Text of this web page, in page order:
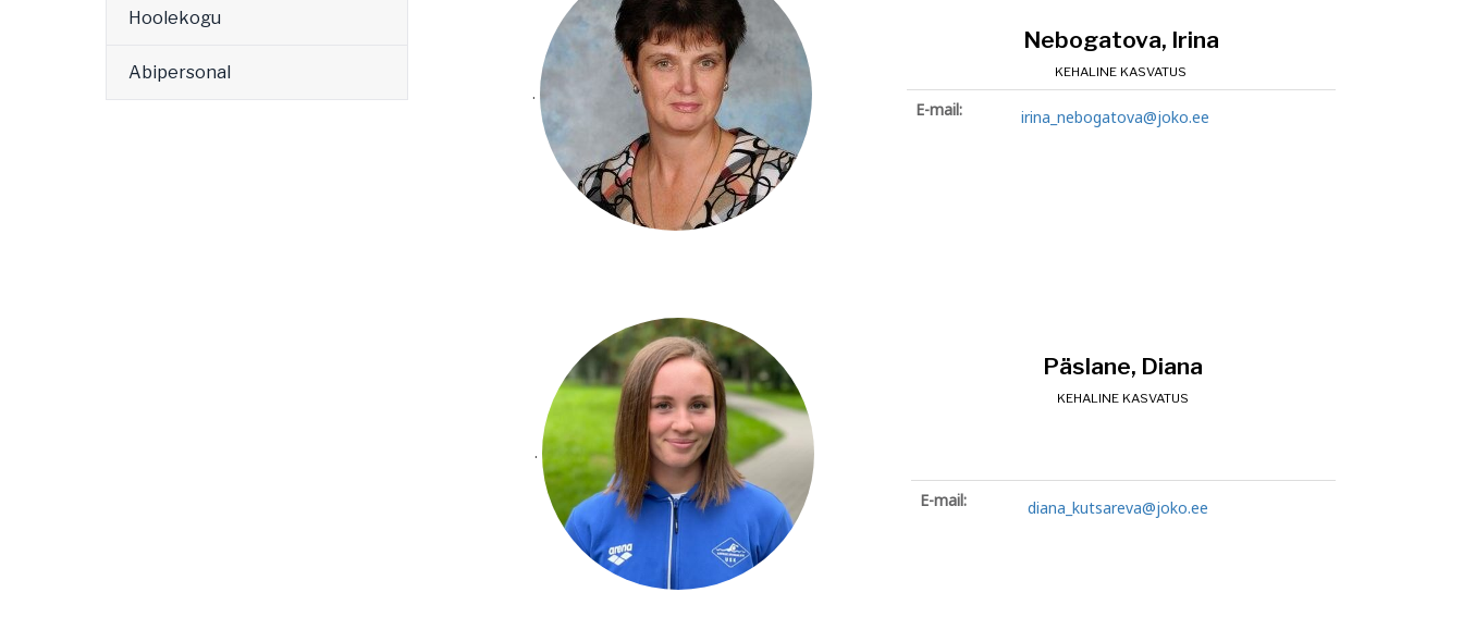
Hoolekogu
Abipersonal
.
Nebogatova, Irina
KEHALINE KASVATUS
E-mail: irina_nebogatova@joko.ee
.
Päslane, Diana
KEHALINE KASVATUS
E-mail: diana_kutsareva@joko.ee